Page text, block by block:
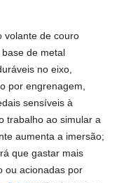
volante de couro
de metal
​​no eixo,
por engrenagem,
sensíveis à
trabalho ao simular a
aumenta a imersão;
que gastar mais
ou acionadas por